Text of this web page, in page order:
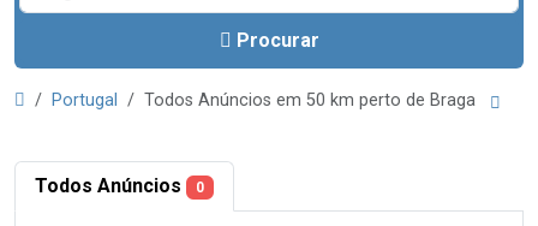
Procurar
Portugal Todos Anúncios em 50 km perto de Braga
Todos Anúncios 0